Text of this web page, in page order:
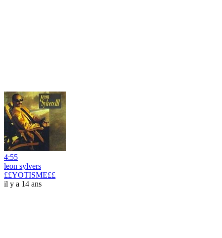
4:55
leon sylvers
££YOTISME££
il y a 14 ans